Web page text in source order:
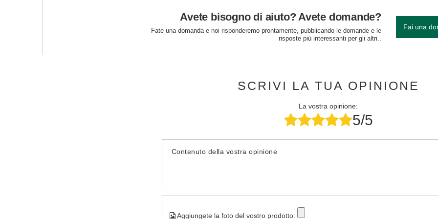
Avete bisogno di aiuto? Avete domande?
Fate una domanda e noi risponderemo prontamente, pubblicando le domande e le
risposte più interessanti per gli altri..
Fai una
SCRIVI LA TUA OPINIONE
La vostra opinione:
5/5
Contenuto della vostra opinione
Aggiungete la foto del vostro prodotto: